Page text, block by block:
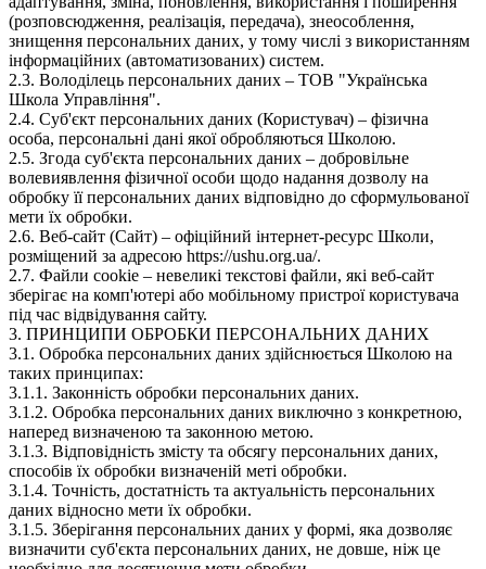
(розповсюдження, реалізація, передача), знеособлення,
знищення персональних даних, у тому числі з використанням
інформаційних (автоматизованих) систем.
2.3. Володілець персональних даних – ТОВ "Українська
Школа Управління".
2.4. Суб'єкт персональних даних (Користувач) – фізична
особа, персональні дані якої обробляються Школою.
2.5. Згода суб'єкта персональних даних – добровільне
волевиявлення фізичної особи щодо надання дозволу на
обробку її персональних даних відповідно до сформульованої
мети їх обробки.
2.6. Веб-сайт (Сайт) – офіційний інтернет-ресурс Школи,
розміщений за адресою https://ushu.org.ua/.
2.7. Файли cookie – невеликі текстові файли, які веб-сайт
зберігає на комп'ютері або мобільному пристрої користувача
під час відвідування сайту.
3. ПРИНЦИПИ ОБРОБКИ ПЕРСОНАЛЬНИХ ДАНИХ
3.1. Обробка персональних даних здійснюється Школою на
таких принципах:
3.1.1. Законність обробки персональних даних.
3.1.2. Обробка персональних даних виключно з конкретною,
наперед визначеною та законною метою.
3.1.3. Відповідність змісту та обсягу персональних даних,
способів їх обробки визначеній меті обробки.
3.1.4. Точність, достатність та актуальність персональних
даних відносно мети їх обробки.
3.1.5. Зберігання персональних даних у формі, яка дозволяє
визначити суб'єкта персональних даних, не довше, ніж це